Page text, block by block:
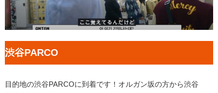
渋谷PARCO
目的地の渋谷PARCOに到着です！オルガン坂の方から渋谷